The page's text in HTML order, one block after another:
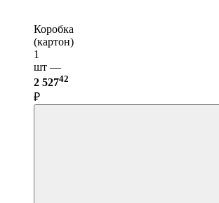
Коробка
(картон)
1
шт —
2 52742
₽